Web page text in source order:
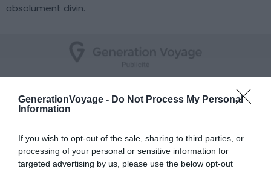
GenerationVoyage - Do Not Process My Personal
Information
If you wish to opt-out of the sale, sharing to third parties, or
processing of your personal or sensitive information for
targeted advertising by us, please use the below opt-out
absolument divin.
5. Le Belvedere
Voir ce camping